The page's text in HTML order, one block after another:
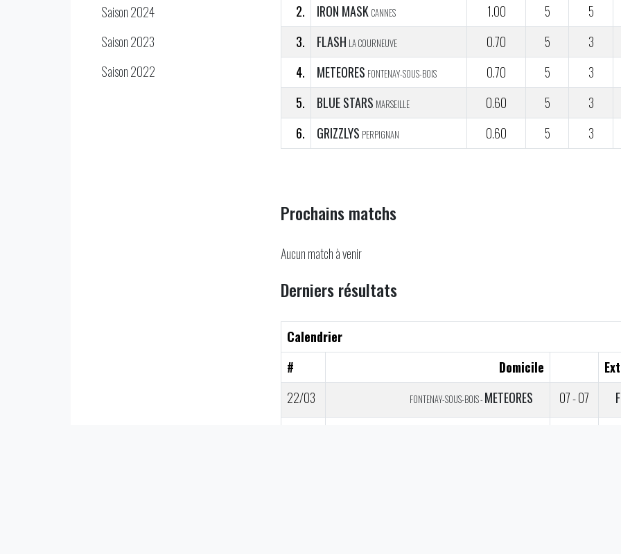
Saison 2024
Saison 2023
Saison 2022
2.
IRON MASK CANNES 1.00 5
5
3.
FLASH LA COURNEUVE 0.70 5
3
4.
METEORES FONTENAY-SOUS-BOIS 0.70 5
3
5.
BLUE STARS MARSEILLE 0.60 5
3
6.
GRIZZLYS PERPIGNAN 0.60 5 3
Prochains matchs
Aucun match à venir
Derniers résultats
Calendrier
#
Domicile
22/03
FONTENAY-SOUS-BOIS - METEORES 07 - 07